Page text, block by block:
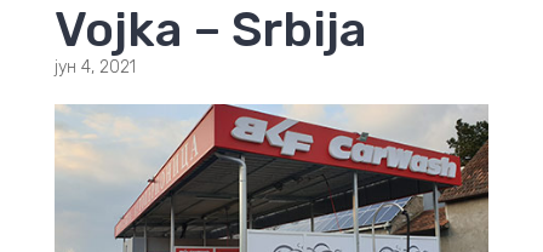
Vojka – Srbija
јун 4, 2021